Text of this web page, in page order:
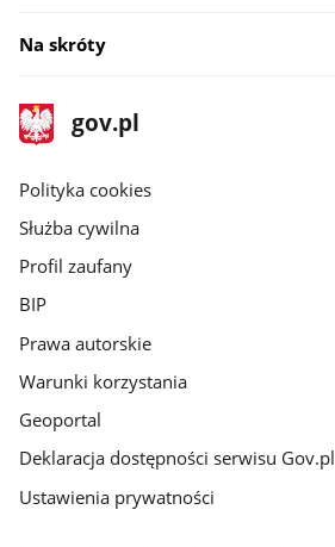
Na skróty
stopka
gov.pl
Strona
gov.pl
gov.pl
Polityka cookies
Służba cywilna
Profil zaufany
BIP
Prawa autorskie
Warunki korzystania
Geoportal
Deklaracja dostępności serwisu Gov.pl
Ustawienia prywatności